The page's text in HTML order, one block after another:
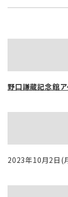
野口謙蔵記念館
2023年10月2日(